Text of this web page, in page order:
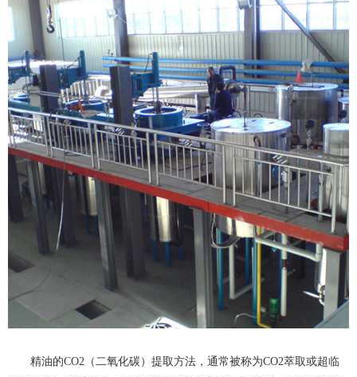
精油的CO2（二氧化碳）提取方法，通常被称为CO2萃取或超临